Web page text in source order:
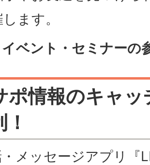
ます。
イベント・セミナー
ポ情報のキャッ
メッセージアプリ『